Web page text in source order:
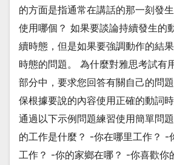
的方面是指通常在講話的那一刻發生
使用哪個？ 如果要談論持續發生的
續時態，但是如果要強調動作的結
時態的問題。 為什麼對雅思考試有
部分中，要求您回答有關自己的問
保根據要說的內容使用正確的動詞時
通過以下示例問題練習使用簡單問
的工作是什麼？ -你在哪里工作？ -
工作？ -你的家鄉在哪？ -你喜歡你